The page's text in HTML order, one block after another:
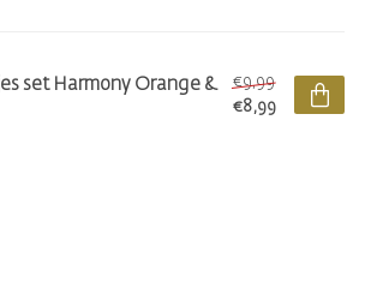
set Harmony Orange &
€9,99
€8,99